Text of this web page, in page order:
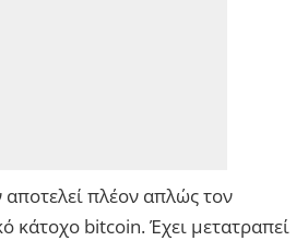
πλέον απλώς τον
κάτοχο bitcoin. Έχει μετατραπεί